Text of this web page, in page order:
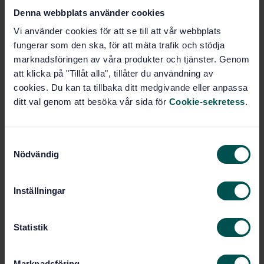
Denna webbplats använder cookies
Vi använder cookies för att se till att vår webbplats
fungerar som den ska, för att mäta trafik och stödja
marknadsföringen av våra produkter och tjänster. Genom
att klicka på "Tillåt alla", tillåter du användning av
cookies. Du kan ta tillbaka ditt medgivande eller anpassa
ditt val genom att besöka vår sida för Cookie-sekretess.
Nödvändig
Inställningar
Statistik
Köp denna standard
STANDARD
SVENSK STANDARD · SS-EN 14274:2013/AC:2013
Motorbränslen - Fastställande av kvaliteten på
övervakning av bränslekvaliteter
Prenumerera på standarden - Läs mer
Pris:0 SEK
Lägg i varukorgen